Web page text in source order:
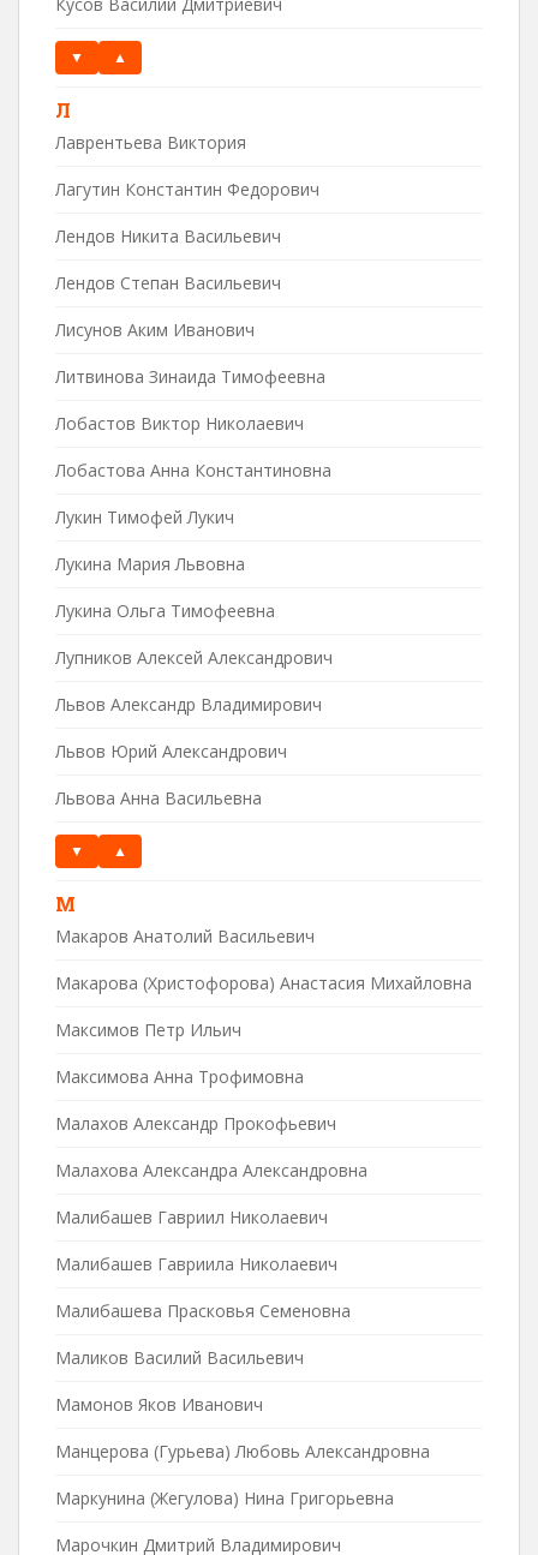
▼ ▲
Л
Лаврентьева Виктория
Лагутин Константин Федорович
Лендов Никита Васильевич
Лендов Степан Васильевич
Лисунов Аким Иванович
Литвинова Зинаида Тимофеевна
Лобастов Виктор Николаевич
Лобастова Анна Константиновна
Лукин Тимофей Лукич
Лукина Мария Львовна
Лукина Ольга Тимофеевна
Лупников Алексей Александрович
Львов Александр Владимирович
Львов Юрий Александрович
Львова Анна Васильевна
▼ ▲
М
Макаров Анатолий Васильевич
Макарова (Христофорова) Анастасия Михайловна
Максимов Петр Ильич
Максимова Анна Трофимовна
Малахов Александр Прокофьевич
Малахова Александра Александровна
Малибашев Гавриил Николаевич
Малибашев Гавриила Николаевич
Малибашева Прасковья Семеновна
Маликов Василий Васильевич
Мамонов Яков Иванович
Манцерова (Гурьева) Любовь Александровна
Маркунина (Жегулова) Нина Григорьевна
Марочкин Дмитрий Владимирович